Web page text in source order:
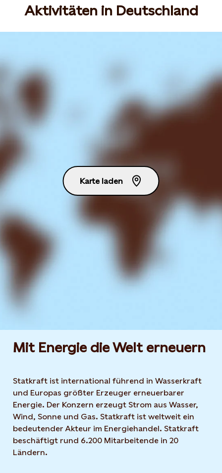
Aktivitäten in Deutschland
Karte laden
Mit Energie die Welt erneuern
Statkraft ist international führend in Wasserkraft
und Europas größter Erzeuger erneuerbarer
Energie. Der Konzern erzeugt Strom aus Wasser,
Wind, Sonne und Gas. Statkraft ist weltweit ein
bedeutender Akteur im Energiehandel. Statkraft
beschäftigt rund 6.200 Mitarbeitende in 20
Ländern.